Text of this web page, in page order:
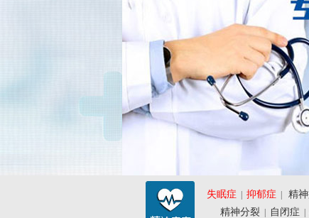
失眠症 抑郁症 精
精神分裂
自闭症